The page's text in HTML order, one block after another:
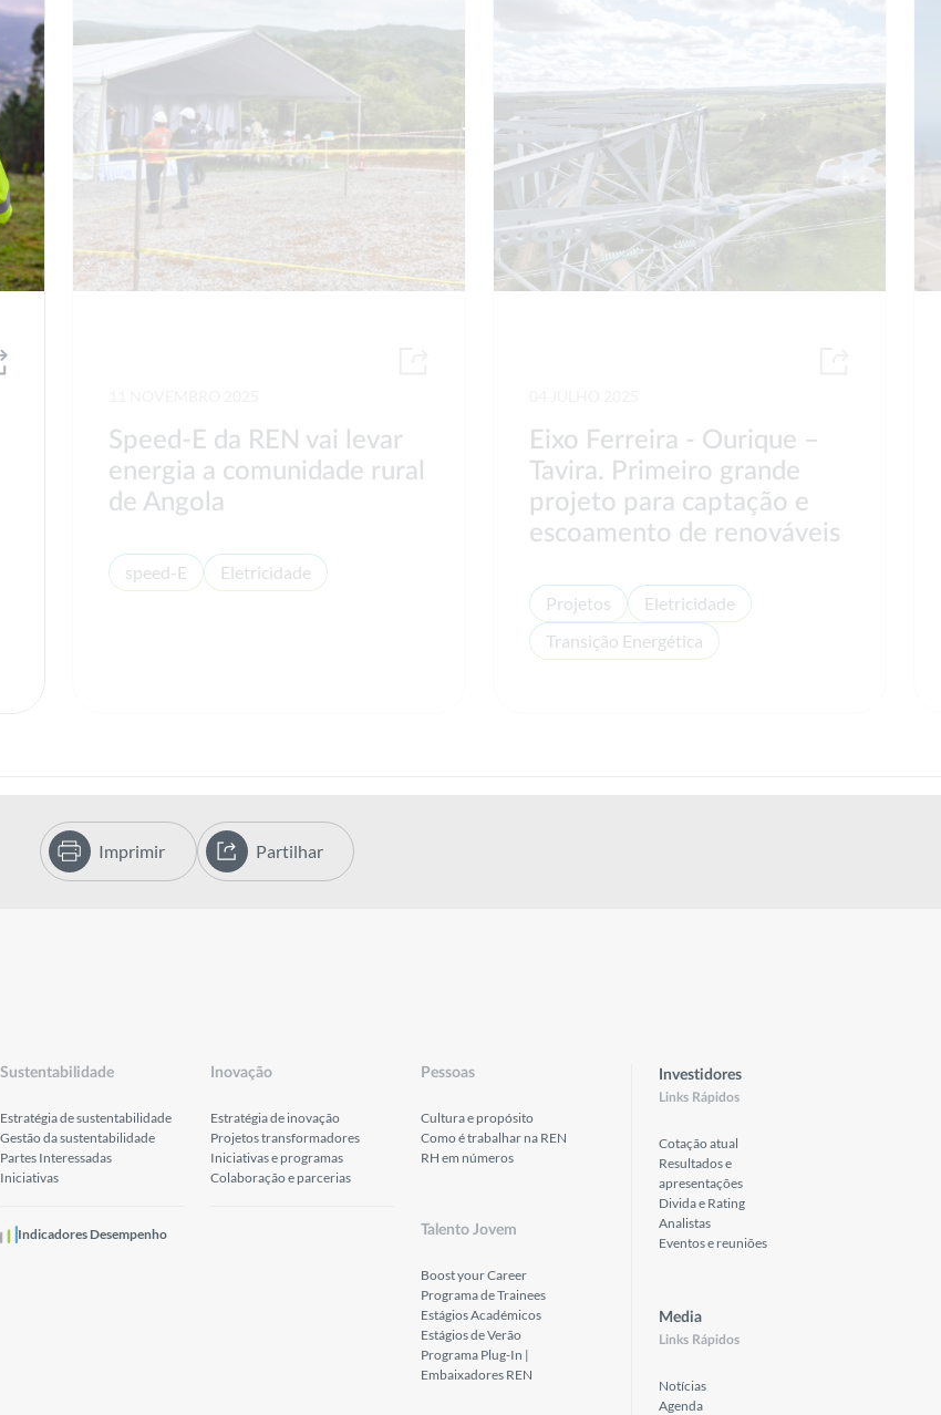
Speed-E da REN vai levar
energia a comunidade rural
de Angola
speed-E Eletricidade
Eixo Ferreira - Ourique –
Tavira. Primeiro grande
projeto para captação e
escoamento de renováveis
Projetos
Eletricidade
Transição Energética
Imprimir Partilhar
Sustentabilidade
Estratégia de sustentabilidade
Gestão da sustentabilidade
Partes Interessadas
Iniciativas
Indicadores Desempenho
Inovação
Estratégia de inovação
Projetos transformadores
Iniciativas e programas
Colaboração e parcerias
Pessoas
Cultura e propósito
Como é trabalhar na REN
RH em números
Talento Jovem
Boost your Career
Programa de Trainees
Estágios Académicos
Estágios de Verão
Programa Plug-In |
Embaixadores REN
Investidores
Links Rápidos
Cotação atual
Resultados e
apresentações
Divida e Rating
Analistas
Eventos e reuniões
Media
Links Rápidos
Notícias
Agenda